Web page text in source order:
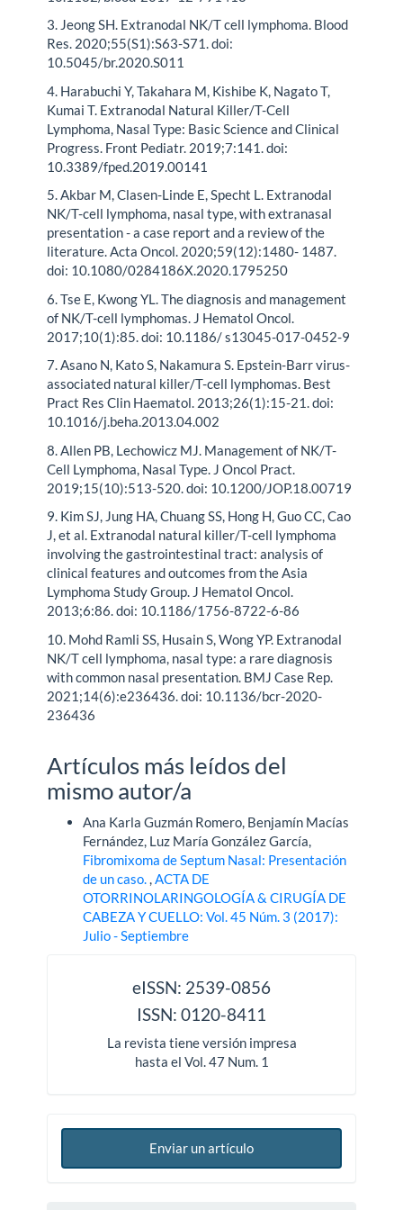
3. Jeong SH. Extranodal NK/T cell lymphoma. Blood
Res. 2020;55(S1):S63-S71. doi:
10.5045/br.2020.S011
4. Harabuchi Y, Takahara M, Kishibe K, Nagato T,
Kumai T. Extranodal Natural Killer/T-Cell
Lymphoma, Nasal Type: Basic Science and Clinical
Progress. Front Pediatr. 2019;7:141. doi:
10.3389/fped.2019.00141
5. Akbar M, Clasen-Linde E, Specht L. Extranodal
NK/T-cell lymphoma, nasal type, with extranasal
presentation - a case report and a review of the
literature. Acta Oncol. 2020;59(12):1480- 1487.
doi: 10.1080/0284186X.2020.1795250
6. Tse E, Kwong YL. The diagnosis and management
of NK/T-cell lymphomas. J Hematol Oncol.
2017;10(1):85. doi: 10.1186/ s13045-017-0452-9
7. Asano N, Kato S, Nakamura S. Epstein-Barr virus-
associated natural killer/T-cell lymphomas. Best
Pract Res Clin Haematol. 2013;26(1):15-21. doi:
10.1016/j.beha.2013.04.002
8. Allen PB, Lechowicz MJ. Management of NK/T-
Cell Lymphoma, Nasal Type. J Oncol Pract.
2019;15(10):513-520. doi: 10.1200/JOP.18.00719
9. Kim SJ, Jung HA, Chuang SS, Hong H, Guo CC, Cao
J, et al. Extranodal natural killer/T-cell lymphoma
involving the gastrointestinal tract: analysis of
clinical features and outcomes from the Asia
Lymphoma Study Group. J Hematol Oncol.
2013;6:86. doi: 10.1186/1756-8722-6-86
10. Mohd Ramli SS, Husain S, Wong YP. Extranodal
NK/T cell lymphoma, nasal type: a rare diagnosis
with common nasal presentation. BMJ Case Rep.
2021;14(6):e236436. doi: 10.1136/bcr-2020-
236436
Artículos más leídos del
mismo autor/a
Ana Karla Guzmán Romero, Benjamín Macías
Fernández, Luz María González García,
Fibromixoma de Septum Nasal: Presentación
de un caso.
ACTA DE
OTORRINOLARINGOLOGÍA & CIRUGÍA DE
CABEZA Y CUELLO: Vol. 45 Núm. 3 (2017):
Julio - Septiembre
eISSN: 2539-0856
ISSN: 0120-8411
La revista tiene versión impresa
hasta el Vol. 47 Num. 1
Enviar un artículo